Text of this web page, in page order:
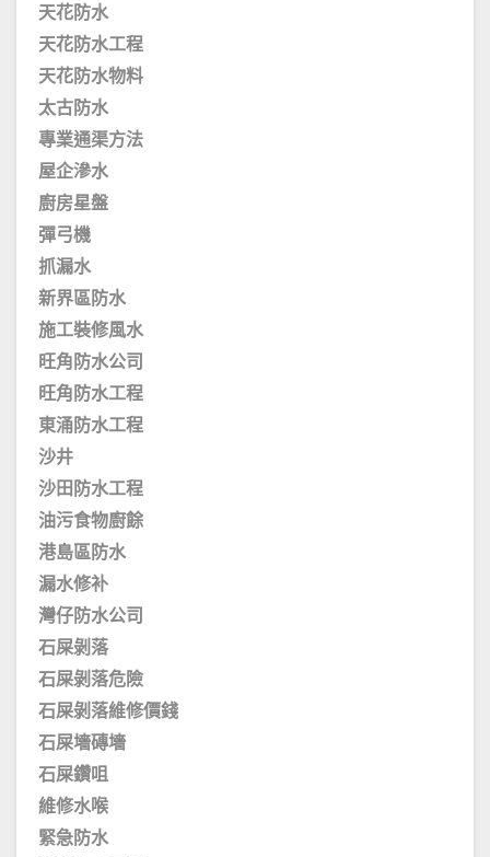
天花防水
天花防水工程
天花防水物料
太古防水
專業通渠方法
屋企滲水
廚房星盤
彈弓機
抓漏水
新界區防水
施工裝修風水
旺角防水公司
旺角防水工程
東涌防水工程
沙井
沙田防水工程
油污食物廚餘
港島區防水
漏水修补
灣仔防水公司
石屎剝落
石屎剝落危險
石屎剝落維修價錢
石屎墻磚墻
石屎鑽咀
維修水喉
緊急防水